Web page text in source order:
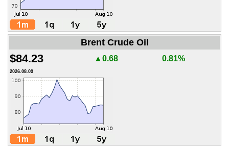
Brent Crude Oil
$84.23 ▲0.68 0.81%
2026.08.09